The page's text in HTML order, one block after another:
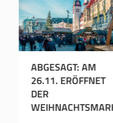
OSTER-GEWINNSPIEL
IN DEN RATHAUS
PASSAGEN UND IM
ROSENHOF